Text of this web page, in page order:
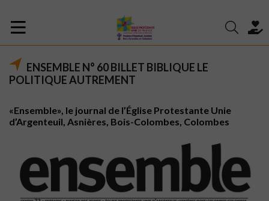
ENSEMBLE N° 60 BILLET BIBLIQUE LE
POLITIQUE AUTREMENT
«Ensemble», le journal de l’Église Protestante Unie
d’Argenteuil, Asnières, Bois-Colombes, Colombes